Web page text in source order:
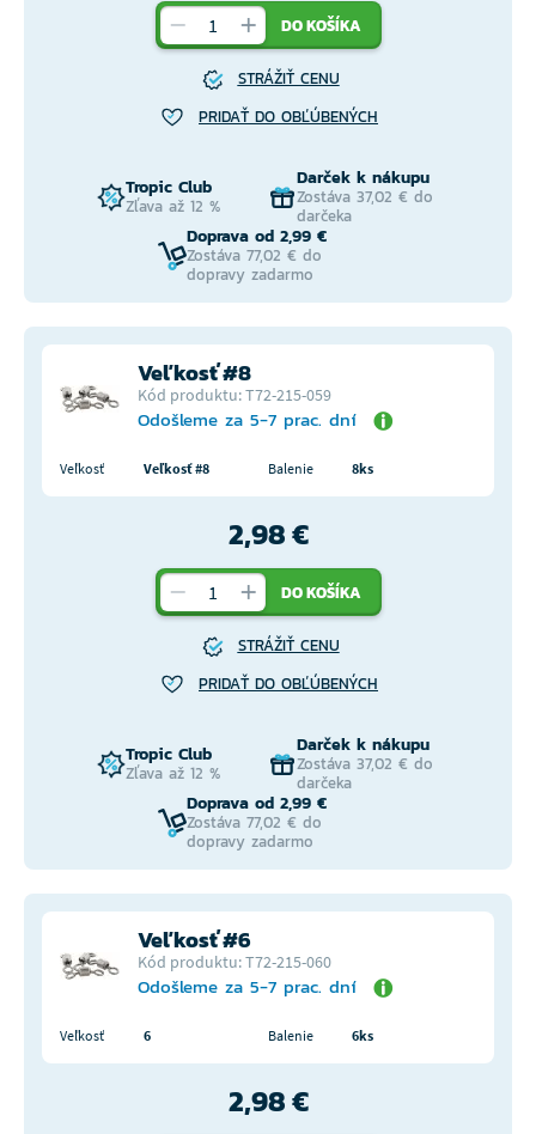
DO KOŠÍKA
STRÁŽIŤ CENU
PRIDAŤ DO OBĽÚBENÝCH
Tropic Club
Zľava až 12 %
Darček k nákupu
Zostáva 37,02 € do
darčeka
Doprava od 2,99 €
Zostáva 77,02 € do
dopravy zadarmo
Veľkosť #8
Kód produktu: T72-215-059
Odošleme za 5-7 prac. dní
Veľkosť Veľkosť #8 Balenie 8ks
2,98 €
DO KOŠÍKA
STRÁŽIŤ CENU
PRIDAŤ DO OBĽÚBENÝCH
Tropic Club
Zľava až 12 %
Darček k nákupu
Zostáva 37,02 € do
darčeka
Doprava od 2,99 €
Zostáva 77,02 € do
dopravy zadarmo
Veľkosť #6
Kód produktu: T72-215-060
Odošleme za 5-7 prac. dní
Veľkosť 6 Balenie 6ks
2,98 €